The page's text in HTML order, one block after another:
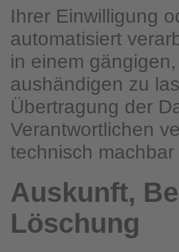
Ihrer Einwilligung
automatisiert
in einem
aushändigen zu
Übertragung der
Verantwortlichen
technisch machbar
Auskunft,
Löschung